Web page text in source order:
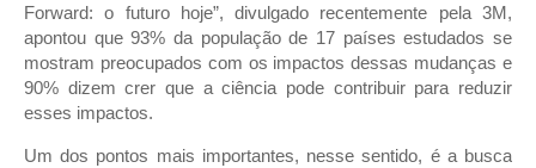
Forward: o futuro hoje”, divulgado recentemente pela 3M,
apontou que 93% da população de 17 países estudados se
mostram preocupados com os impactos dessas mudanças e
90% dizem crer que a ciência pode contribuir para reduzir
esses impactos.
Um dos pontos mais importantes, nesse sentido, é a busca